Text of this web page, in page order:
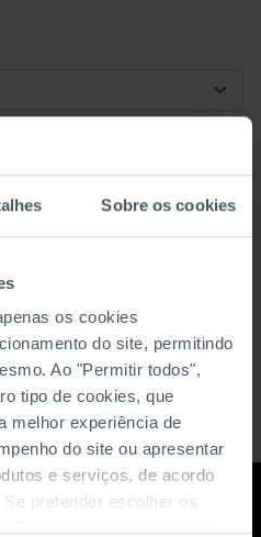
Sobre os cookies
os cookies
do site, permitindo
Ao "Permitir todos",
tipo de cookies, que
melhor experiência de
do site ou apresentar
e serviços, de acordo
pretender escolher os